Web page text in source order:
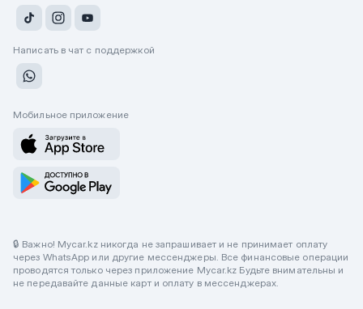
Написать в чат с поддержкой
Мобильное приложение
🔒 Важно! Mycar.kz никогда не запрашивает и не принимает оплату
через WhatsApp или другие мессенджеры. Все финансовые операции
проводятся только через приложение Mycar.kz Будьте внимательны и
не передавайте данные карт и оплату в мессенджерах.